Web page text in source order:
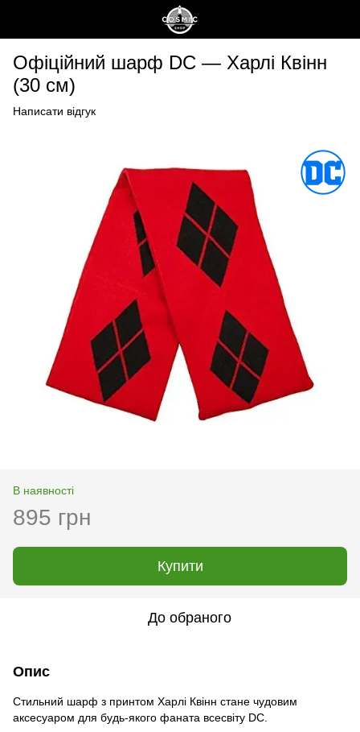
Офіційний шарф DC — Харлі Квінн
(30 см)
Написати відгук
В наявності
895 грн
Купити
До обраного
Опис
Стильний шарф з принтом Харлі Квінн стане чудовим
аксесуаром для будь-якого фаната всесвіту DC.